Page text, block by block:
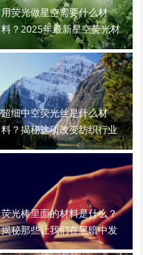
用荧光做星空需要什么材
料？2025年最新星空荧光材
料全解析
超细中空荧光丝是什么材
料？揭秘这项改变纺织行业
的高科技材料
荧光棒里面的材料是什么？
揭秘那些让我们在黑暗中发
光的化学秘密